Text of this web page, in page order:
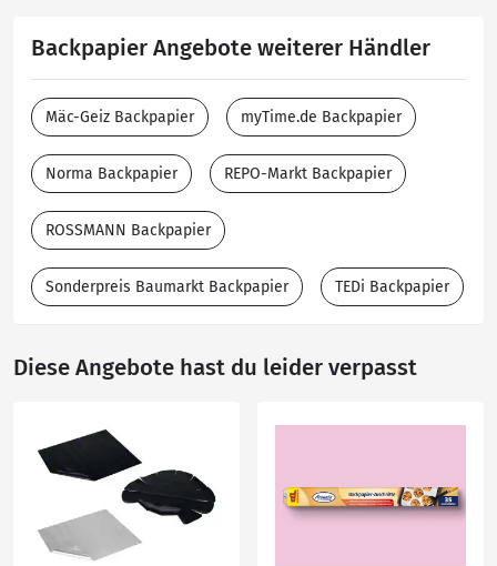
Backpapier Angebote weiterer Händler
Mäc-Geiz Backpapier myTime.de Backpapier
Norma Backpapier REPO-Markt Backpapier
ROSSMANN Backpapier
Sonderpreis Baumarkt Backpapier TEDi Backpapier
Diese Angebote hast du leider verpasst